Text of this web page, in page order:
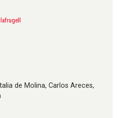
de Molina, Carlos Areces,